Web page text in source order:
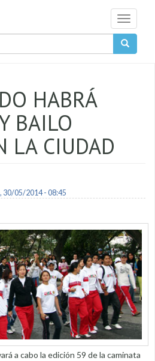
Toggle
HABRÁ
BAILO
LA CIUDAD
30/05/2014 - 08:45
a cabo la edición 59 de la caminata